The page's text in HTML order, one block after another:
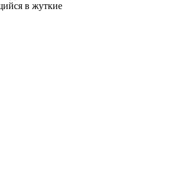
в жуткие